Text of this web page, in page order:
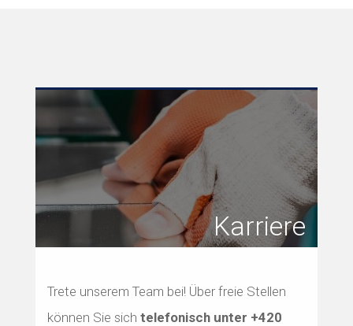
Karriere
Trete unserem Team bei! Über freie Stellen
können Sie sich telefonisch unter +420